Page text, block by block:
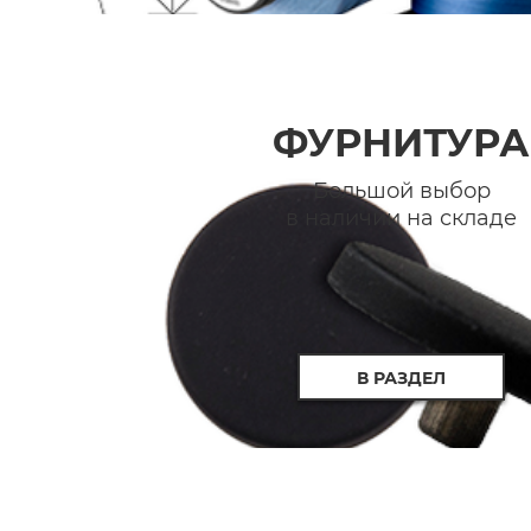
ФУРНИТУРА
Большой выбор
в наличии на складе
В РАЗДЕЛ